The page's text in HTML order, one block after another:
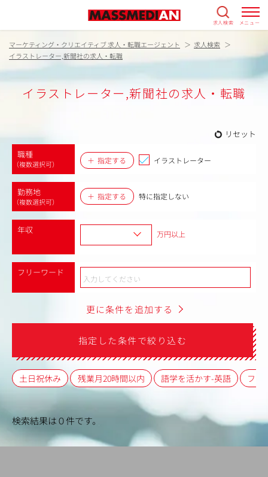
求人検索 メニュー
マーケティング・クリエイティブ 求人・転職エージェント
求人検索
イラストレーター,新聞社の求人・転職
イラストレーター,新聞社の求人・転職
リセット
職種
（複数選択可） 指定する イラストレーター
勤務地
（複数選択可）
指定する 特に指定しない
年収 万円以上
フリーワード
更に条件を追加する
指定した条件で絞り込む
土日祝休み 残業月20時間以内 語学を活かす-英語 フレ
検索結果は０件です。